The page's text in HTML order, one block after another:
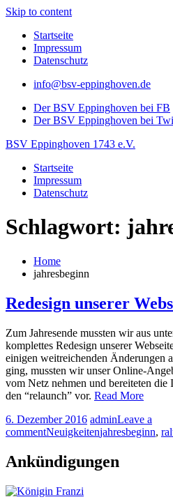
Skip to content
Startseite
Impressum
Datenschutz
info@bsv-eppinghoven.de
Der BSV Eppinghoven bei FB
Der BSV Eppinghoven bei
BSV Eppinghoven 1743 e.V.
Startseite
Impressum
Datenschutz
Schlagwort:
Home
jahresbeginn
Redesign unserer
Zum Jahresende mussten wir aus
komplettes Redesign unserer
einigen weitreichenden Änderungen
ging, mussten wir unser Online-
vom Netz nehmen und bereiteten die
den “relaunch” vor. Read More
6. Dezember 2016 adminLeave a
commentNeuigkeitenjahresbeginn,
Ankündigungen